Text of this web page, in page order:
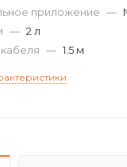
приложение —
— 2 л
— 1.5 м